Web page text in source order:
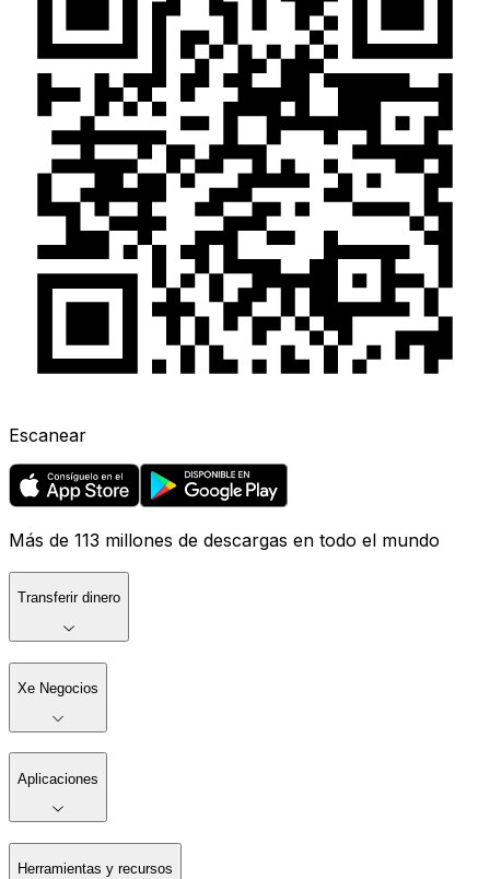
Escanear
Más de 113 millones de descargas en todo el mundo
Transferir dinero
Xe Negocios
Aplicaciones
Herramientas y recursos